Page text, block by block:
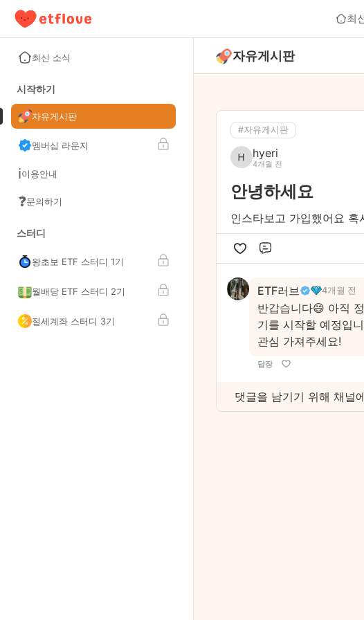
최
최신 소식
시작하기
자유게시판
멤버십 라운지
ℹ️이용안내
❓문의하기
스터디
왕초보 ETF 스터디 1기
월배당 ETF 스터디 2기
절세계좌 스터디 3기
자유게시판
#자유게시판
hyeri
4개월 전
안녕하세요
인스타보고 가입했어요
ETF러브 4개월 전
반갑습니다😄 아직
기를 시작할 예정입
관심 가져주세요!
답장
댓글을 남기기 위해 채널